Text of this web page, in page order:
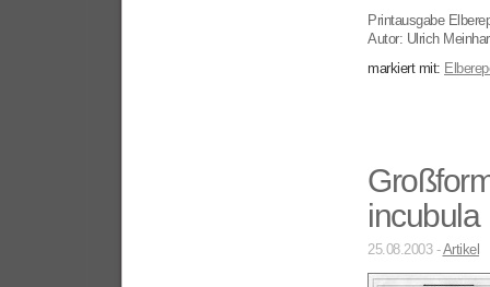
Printausgabe
Autor: Ulrich
markiert mit:
incubula
25.08.2003 -Artikel